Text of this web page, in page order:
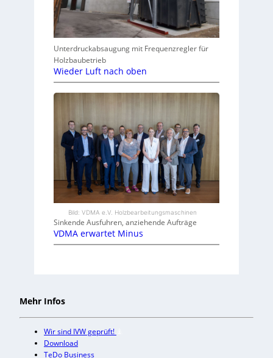
Unterdruckabsaugung mit Frequenzregler für
Holzbaubetrieb
Wieder Luft nach oben
Bild: VDMA e.V. Holzbearbeitungsmaschinen
Sinkende Ausfuhren, anziehende Aufträge
VDMA erwartet Minus
Mehr Infos
Wir sind IVW geprüft!
Download
TeDo Business